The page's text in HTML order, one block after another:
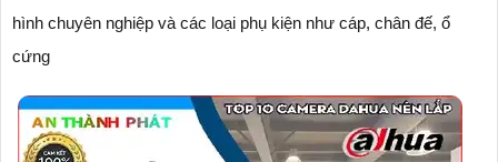
hình chuyên nghiệp và các loại phụ kiện như cáp, chân đế, ổ
cứng